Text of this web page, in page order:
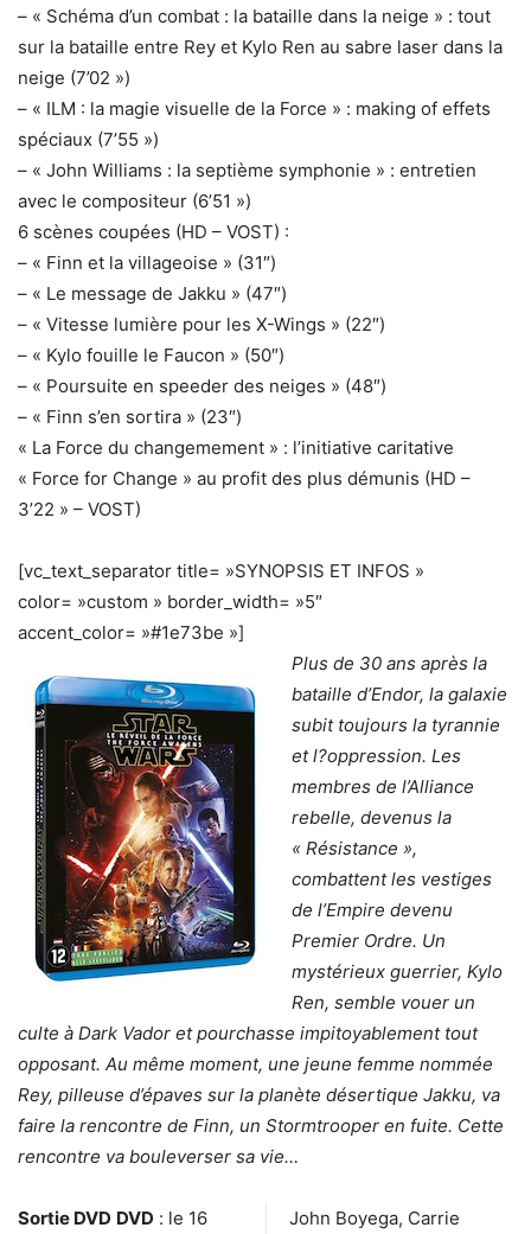
– « Schéma d’un combat : la bataille dans la neige » : tout
sur la bataille entre Rey et Kylo Ren au sabre laser dans la
neige (7’02 »)
– « ILM : la magie visuelle de la Force » : making of effets
spéciaux (7’55 »)
– « John Williams : la septième symphonie » : entretien
avec le compositeur (6’51 »)
6 scènes coupées (HD – VOST) :
– « Finn et la villageoise » (31″)
– « Le message de Jakku » (47″)
– « Vitesse lumière pour les X-Wings » (22″)
– « Kylo fouille le Faucon » (50″)
– « Poursuite en speeder des neiges » (48″)
– « Finn s’en sortira » (23″)
« La Force du changemement » : l’initiative caritative
« Force for Change » au profit des plus démunis (HD –
3’22 » – VOST)
[vc_text_separator title= »SYNOPSIS ET INFOS »
color= »custom » border_width= »5″
accent_color= »#1e73be »]
Plus de 30 ans après la
bataille d’Endor, la galaxie
subit toujours la tyrannie
et l?oppression. Les
membres de l’Alliance
rebelle, devenus la
« Résistance »,
combattent les vestiges
de l’Empire devenu
Premier Ordre. Un
mystérieux guerrier, Kylo
Ren, semble vouer un
culte à Dark Vador et pourchasse impitoyablement tout
opposant. Au même moment, une jeune femme nommée
Rey, pilleuse d’épaves sur la planète désertique Jakku, va
faire la rencontre de Finn, un Stormtrooper en fuite. Cette
rencontre va bouleverser sa vie…
Sortie DVD DVD : le 16 John Boyega, Carrie